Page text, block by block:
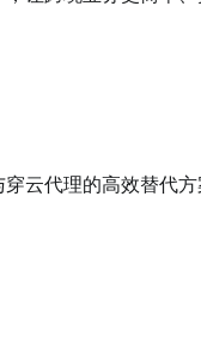
云代理的高效替代方